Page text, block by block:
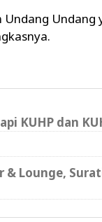
Undang Undang
KUHP dan
& Lounge,